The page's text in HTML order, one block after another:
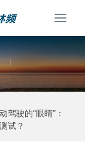
驾驶的“眼睛”：
试？